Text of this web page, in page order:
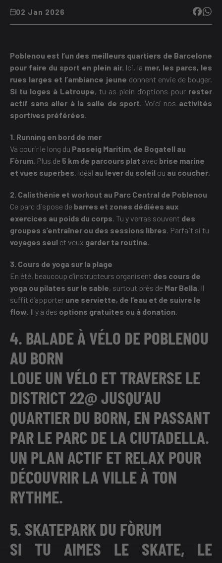
02 Jan 2026
Poblenou est l’un des meilleurs quartiers de Barcelone
pour faire du sport en plein air. Ici, la mer, les parcs, les
rues larges et l’ambiance jeune donnent envie de bouger.
Si tu loges à Latroupe, tu as plein d’options pour rester
actif sans aller à la salle de sport. Voici nos activités
sportives préférées.
1. Running en bord de mer
Va courir le long du Passeig Marítim, de Bogatell au
Fòrum. Plus de 5 km de parcours plat avec brise marine
et vues superbes. Idéal au lever du soleil ou au coucher.
2. Calisthénie et workout au Parc Central de Poblenou
Ce parc dispose de barres et zones dédiées aux
exercices au poids du corps. Tu y verras souvent des
groupes s’entraîner ou des sessions libres. Parfait si tu
voyages seul et veux garder ta routine.
3. Cours de yoga sur la plage
En été, beaucoup d’instructeurs organisent des cours de
yoga ou pilates sur le sable, surtout près de Mar Bella. Il
suffit d’apporter une serviette, de l’eau et de suivre le
flow. Il y a des options gratuites ou à donation.
4. BALADE À VÉLO DE POBLENOU
AU BORN
LOUE UN VÉLO ET TRAVERSE LE
DISTRICT 22@ JUSQU’AU
QUARTIER DU BORN, EN PASSANT
PAR LEPARC DE LA CIUTADELLA.
UN PLAN ACTIF ET RELAX POUR
DÉCOUVRIR LA VILLE À TON
RYTHME.
5. SKATEPARK DU FÒRUM
SI TU AIMES LE SKATE, LE